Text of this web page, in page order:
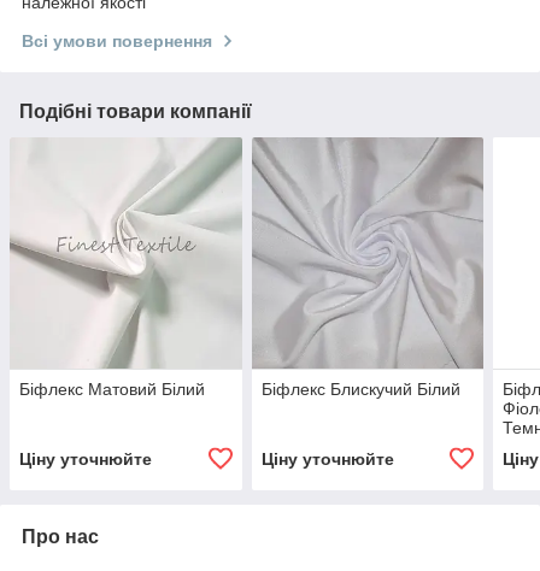
Всі умови повернення
Подібні товари компанії
Біфлекс Матовий Білий
Ціну уточнюйте
Біфлекс Блискучий Білий
Ціну уточнюйте
Про нас